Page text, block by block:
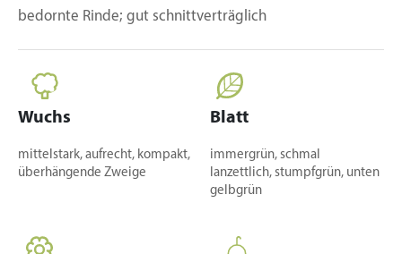
bedornte Rinde; gut schnittverträglich
Wuchs
mittelstark, aufrecht, kompakt,
überhängende Zweige
Blatt
immergrün, schmal
lanzettlich, stumpfgrün, unten
gelbgrün